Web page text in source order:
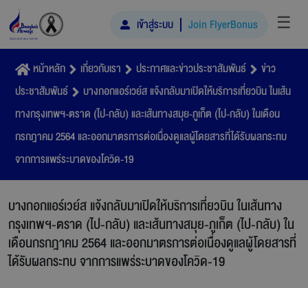
เข้าสู่ระบบ Join FlyerBonus ☰
หน้าหลัก เกี่ยวกับเรา ประกาศและข่าวประชาสัมพันธ์
ข่าว
ประชาสัมพันธ์
บางกอกแอร์เวย์ส แจ้งกลับมาเปิดให้บริการเที่ยวบิน ในเส้น
ทางกรุงเทพฯ-ตราด (ไป-กลับ) และเส้นทางสมุย-ภูเก็ต (ไป-กลับ) ในเดือน
กรกฎาคม 2564 และออกมาตรการต่อเนื่องดูแลผู้โดยสารที่ได้รับผลกระทบ
จากการแพร่ระบาดของโควิด-19
บางกอกแอร์เวย์ส แจ้งกลับมาเปิดให้บริการเที่ยวบิน ในเส้นทาง
กรุงเทพฯ-ตราด (ไป-กลับ) และเส้นทางสมุย-ภูเก็ต (ไป-กลับ) ใน
เดือนกรกฎาคม 2564 และออกมาตรการต่อเนื่องดูแลผู้โดยสารที่
ได้รับผลกระทบ จากการแพร่ระบาดของโควิด-19